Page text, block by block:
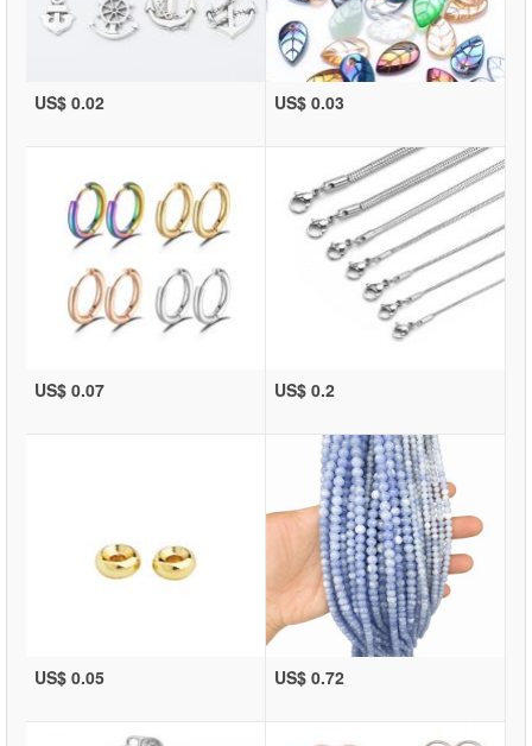
US$ 0.02 US$ 0.03
US$ 0.07 US$ 0.2
US$ 0.05 US$ 0.72